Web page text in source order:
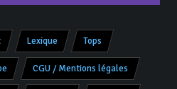
Lexique Tops
CGU / Mentions légales